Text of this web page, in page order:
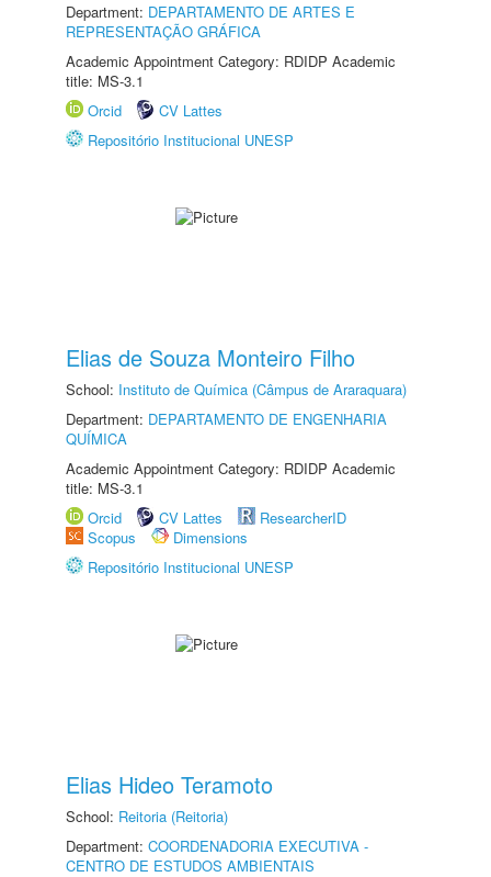
Department: DEPARTAMENTO DE ARTES E
REPRESENTAÇÃO GRÁFICA
Academic Appointment Category: RDIDP Academic
title: MS-3.1
Orcid
CV Lattes
Repositório Institucional UNESP
Elias de Souza Monteiro Filho
School: Instituto de Química (Câmpus de Araraquara)
Department: DEPARTAMENTO DE ENGENHARIA
QUÍMICA
Academic Appointment Category: RDIDP Academic
title: MS-3.1
Orcid
CV Lattes
ResearcherID
Scopus
Dimensions
Repositório Institucional UNESP
Elias Hideo Teramoto
School: Reitoria (Reitoria)
Department: COORDENADORIA EXECUTIVA -
CENTRO DE ESTUDOS AMBIENTAIS